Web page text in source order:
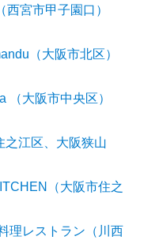
西宮市甲子園口）
（大阪市北区）
（大阪市中央区）
之江区、大阪狭山
（大阪市住之
理レストラン（川西